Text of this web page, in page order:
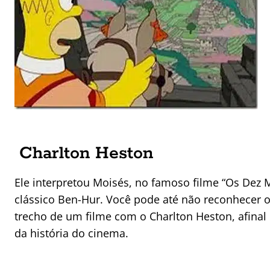
Charlton Heston
Ele interpretou Moisés, no famoso filme “Os Dez
clássico Ben-Hur. Você pode até não
trecho de um filme com o Charlton Heston,
da história do cinema.